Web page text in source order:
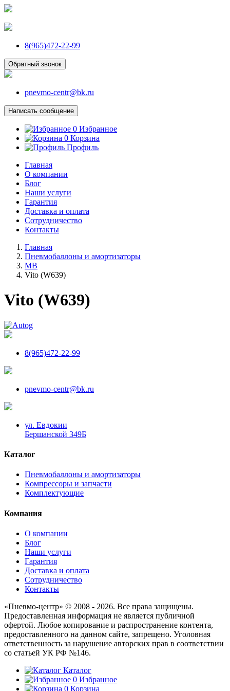
8(965)472-22-99
Обратный звонок
pnevmo-centr@bk.ru
Написать сообщение
0 Избранное
0 Корзина
Профиль
Главная
О компании
Блог
Наши услуги
Гарантия
Доставка и оплата
Сотрудничество
Контакты
Главная
Пневмобаллоны и амортизаторы
MB
Vito (W639)
Vito (W639)
8(965)472-22-99
pnevmo-centr@bk.ru
ул. Евдокии
Бершанской 349Б
Каталог
Пневмобаллоны и амортизаторы
Компрессоры и запчасти
Комплектующие
Компания
О компании
Блог
Наши услуги
Гарантия
Доставка и оплата
Сотрудничество
Контакты
«Пневмо-центр» © 2008 - 2026. Все права защищены.
Предоставленная информация не является публичной
офертой. Любое копирование и распространение контента,
предоставленного на данном сайте, запрещено. Уголовная
ответственность за нарушение авторских прав в соответствии
со статьей УК РФ №146.
Каталог
0 Избранное
0 Корзина